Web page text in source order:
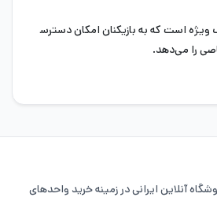
محصولات کمک کنیم.
در پشتیبانی ایران موجو
است که به بازیکنان امکان دسترس
را می‌دهد.
آنلاین ایرانی در زمینه خرید واحدهای